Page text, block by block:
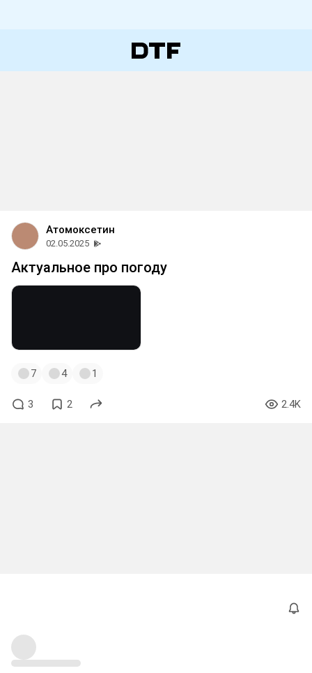
Атомоксетин
02.05.2025
Актуальное про погоду
7 4 1
3 2 2.4K